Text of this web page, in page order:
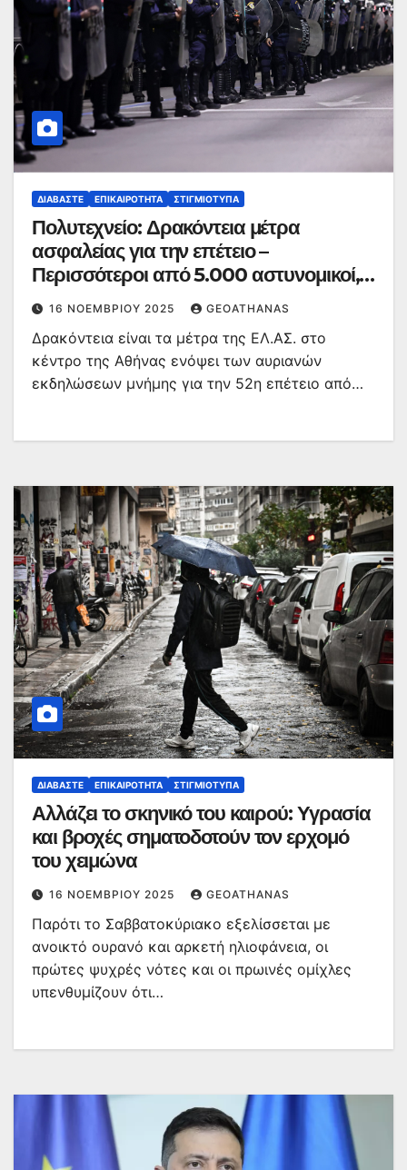
ΔΙΑΒΆΣΤΕ ΕΠΙΚΑΙΡΌΤΗΤΑ ΣΤΙΓΜΙΌΤΥΠΑ
Πολυτεχνείο: Δρακόντεια μέτρα
ασφαλείας για την επέτειο –
Περισσότεροι από 5.000 αστυνομικοί,
ΕΥΠ, drones και ελικόπτερο
16 ΝΟΕΜΒΡΊΟΥ 2025 GEOATHANAS
Δρακόντεια είναι τα μέτρα της ΕΛ.ΑΣ. στο
κέντρο της Αθήνας ενόψει των αυριανών
εκδηλώσεων μνήμης για την 52η επέτειο από…
ΔΙΑΒΆΣΤΕ ΕΠΙΚΑΙΡΌΤΗΤΑ ΣΤΙΓΜΙΌΤΥΠΑ
Αλλάζει το σκηνικό του καιρού: Υγρασία
και βροχές σηματοδοτούν τον ερχομό
του χειμώνα
16 ΝΟΕΜΒΡΊΟΥ 2025 GEOATHANAS
Παρότι το Σαββατοκύριακο εξελίσσεται με
ανοικτό ουρανό και αρκετή ηλιοφάνεια, οι
πρώτες ψυχρές νότες και οι πρωινές ομίχλες
υπενθυμίζουν ότι…